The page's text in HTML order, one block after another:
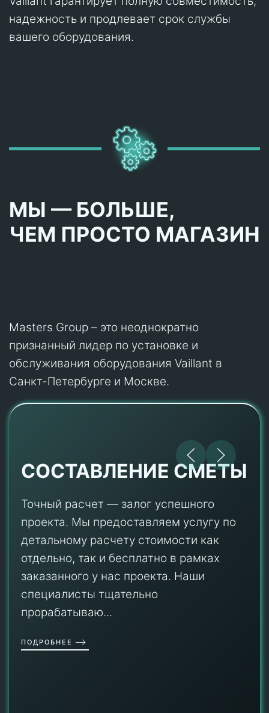
надежность и продлевает срок службы
вашего оборудования.
МЫ — БОЛЬШЕ,
ЧЕМ ПРОСТО МАГАЗИН
Masters Group – это неоднократно
признанный лидер по установке и
обслуживания оборудования Vaillant в
Санкт-Петербурге и Москве.
СОСТАВЛЕНИЕ СМЕТЫ
Точный расчет — залог успешного
проекта. Мы предоставляем услугу по
детальному расчету стоимости как
отдельно, так и бесплатно в рамках
заказанного у нас проекта. Наши
специалисты тщательно
прорабатываю...
ПОДРОБНЕЕ